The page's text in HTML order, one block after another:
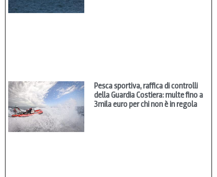
Pesca sportiva, raffica di controlli
della Guardia Costiera: multe fino a
3mila euro per chi non è in regola